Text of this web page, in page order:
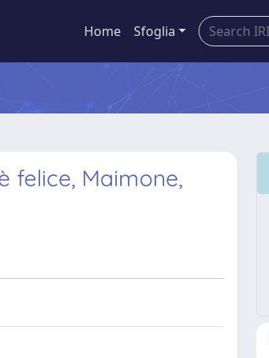
Home Sfoglia
felice, Maimone,